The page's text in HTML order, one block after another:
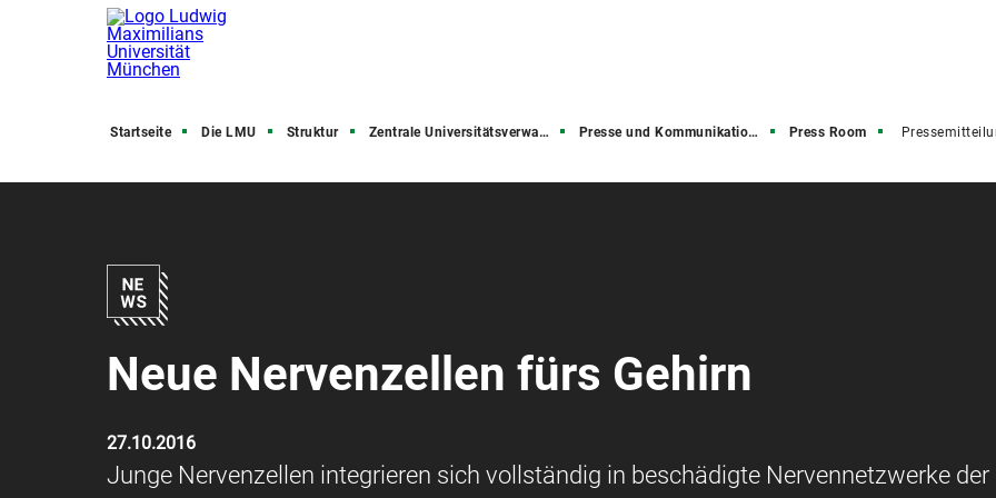
Startseite Die LMU Struktur Zentrale Universitätsverwaltung Presse und Kommunikation (PuK) Press Room
Neue Nervenzellen fürs Gehirn
27.10.2016
Junge Nervenzellen integrieren sich vollständig in beschädigte Nervennetzwerke der